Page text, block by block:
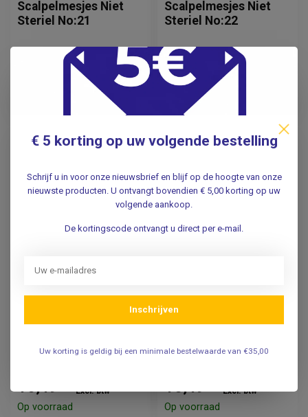
Scalpelmesjes Niet
Steriel No:21
Incl. btw
Excl. btw
Scalpelmesjes Niet
Steriel No:22
19,95 Incl. btw
16,49
Op voorraad
19,95
16,49 Excl. btw
Op voorraad
19,95
16,49 Excl. btw
Op voorraad
€ 5 korting op uw volgende bestelling
Schrijf u in voor onze nieuwsbrief en blijf op de hoogte van onze
nieuwste producten. U ontvangt bovendien € 5,00 korting op uw
volgende aankoop.
De kortingscode ontvangt u direct per e-mail.
Inschrijven
Uw korting is geldig bij een minimale bestelwaarde van €35,00